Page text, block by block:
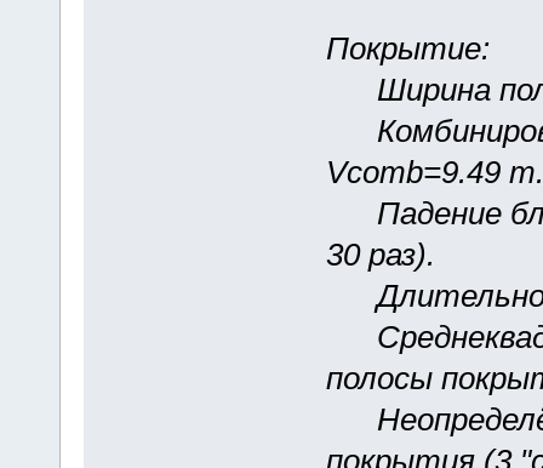
Покрытие:
Ширина
Vcomb=9.49 m.
Падение
30 раз).
полосы